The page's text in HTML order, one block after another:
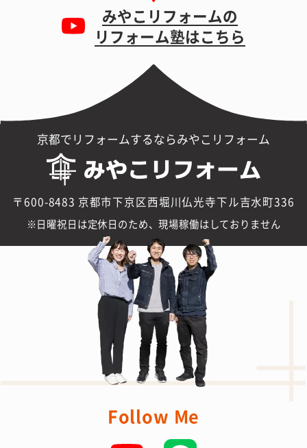
みやこリフォームの
リフォーム塾はこちら
京都でリフォームするならみやこリフォーム
〒600-8483 京都市下京区西堀川仏光寺下ル吉水町336
日曜祝日は定休日のため、現場稼働はしておりません
Follow Me